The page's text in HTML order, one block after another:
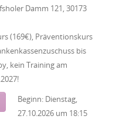
Damm 121, 30173
(169€), Präventionskurs
bis
kein Training am
Beginn: Dienstag,
27.10.2026 um 18:15